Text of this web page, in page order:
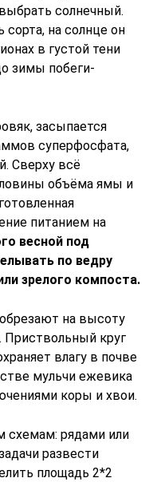
солнечный.
на солнце он
в густой тени
зимы побеги-
засыпается
суперфосфата,
Сверху всё
объёма ямы и
питанием на
весной под
по ведру
зрелого компоста.
на высоту
Приствольный круг
влагу в почве
мульчи ежевика
коры и хвои.
схемам: рядами или
развести
площадь 2*2